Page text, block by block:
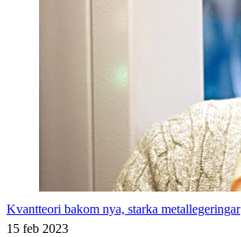
Kvantteori bakom nya, starka metallegeringar
15 feb 2023